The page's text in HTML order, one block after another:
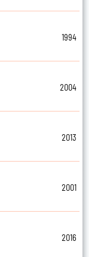
1994
2004
2013
2001
2016